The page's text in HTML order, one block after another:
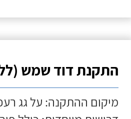
התקנת דוד שמש (ללא
מיקום ההתקנה: על גג